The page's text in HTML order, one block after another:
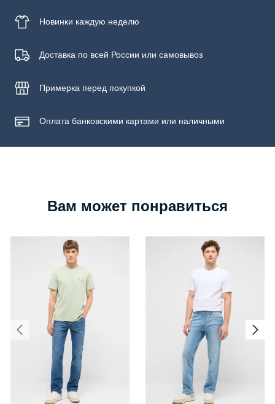
Новинки каждую неделю
Доставка по всей России или самовывоз
Примерка перед покупкой
Оплата банковскими картами или наличными
Вам может понравиться